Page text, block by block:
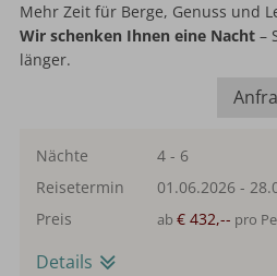
Mehr Zeit für Berge, Genuss und
Wir schenken Ihnen eine Nacht –
länger.
Nächte
4 - 6
Reisetermin
01.06.2026 -
Preis
ab€ 432,-- pro
Details